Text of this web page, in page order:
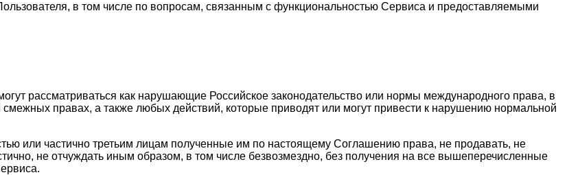
в том числе по вопросам, связанным с функциональностью Сервиса и предоставляемыми
рассматриваться как нарушающие Российское законодательство или нормы международного права, в
смежных правах, а также любых действий, которые приводят или могут привести к нарушению нормальной
или частично третьим лицам полученные им по настоящему Соглашению права, не продавать, не
не отчуждать иным образом, в том числе безвозмездно, без получения на все вышеперечисленные